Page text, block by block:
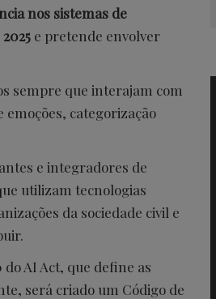
nos sistemas de
e pretende envolver
sempre que interajam com
categorização
e integradores de
utilizam tecnologias
da sociedade civil e
AI Act, que define as
será criado um Código de